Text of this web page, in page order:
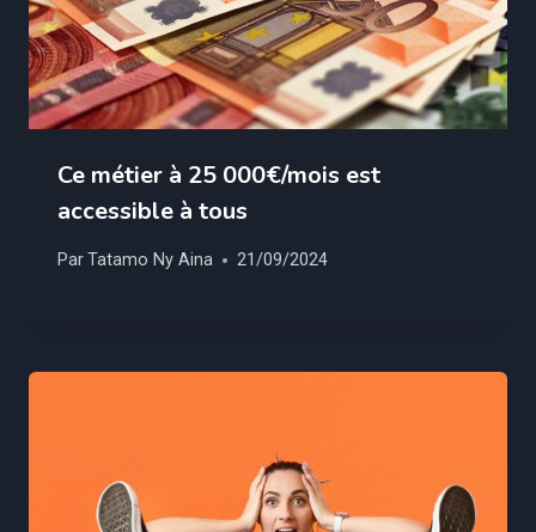
Ce métier à 25 000€/mois est
accessible à tous
ParTatamo Ny Aina 21/09/2024